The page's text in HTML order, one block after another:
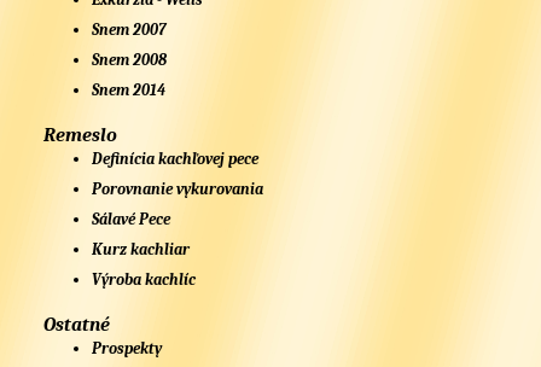
Snem 2007
Snem 2008
Snem 2014
Remeslo
Definícia kachľovej pece
Porovnanie vykurovania
Sálavé Pece
Kurz kachliar
Výroba kachlíc
Ostatné
Prospekty